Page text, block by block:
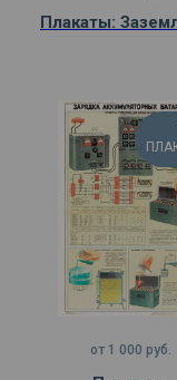
Плакаты:
от 1 000 руб.